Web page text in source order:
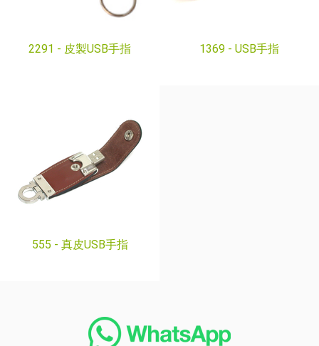
2291 - 皮製USB手指 1369 - USB手指
555 - 真皮USB手指